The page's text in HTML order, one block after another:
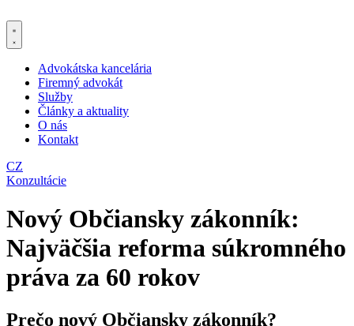
na
obsah
Advokátska kancelária
Firemný advokát
Služby
Články a aktuality
O nás
Kontakt
CZ
Konzultácie
Nový Občiansky zákonník:
Najväčšia reforma súkromného
práva za 60 rokov
Prečo nový Občiansky zákonník?